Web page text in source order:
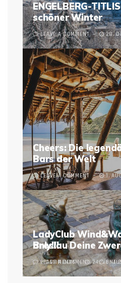
ENGELBERG-
schöner Winter
LEAVE A COMMENT 28.
Cheers: Die
Bars der Welt
LEAVE A COMMENT 1.
Breslau Deine
2 COMMENTS 24. JUNE
LadyClub
only!!!
LEAVE A COMMENT 6.